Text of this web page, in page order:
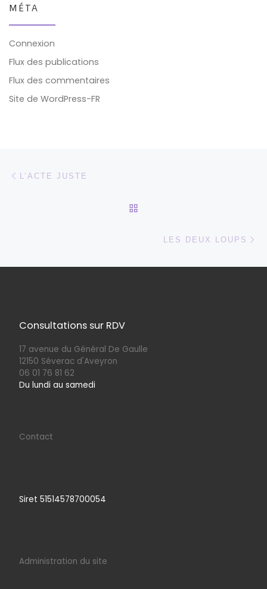
MÉTA
Connexion
Flux des publications
Flux des commentaires
Site de WordPress-FR
Parcourir les articles
L’ACTE JUSTE
LES DEUX LOUPS
Consultations sur RDV
17 avenue du Général De Gaulle
12150 Séverac d'Aveyron
06 01 76 81 62
Du lundi au samedi
Contact
Siret 51514578700054
Administration du site